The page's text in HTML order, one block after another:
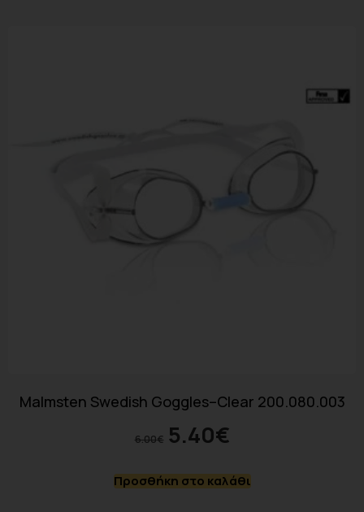
Malmsten Swedish Goggles–Clear 200.080.003
6.00€ 5.40€
Προσθήκη στο καλάθι